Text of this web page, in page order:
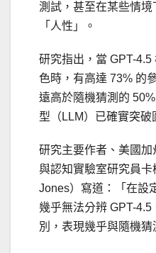
測試，甚至在某些情
「人性」。
研究指出，當 GPT-
色時，有高達 73% 的
遠高於隨機猜測的
型（LLM）已確實突破
研究主要作者、美國
與認知實驗室研究員
Jones）寫道：「在設
幾乎無法分辨 GPT-
別，表現幾乎與隨機猜